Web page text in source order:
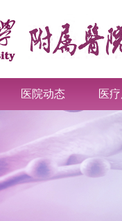
医院动态 医